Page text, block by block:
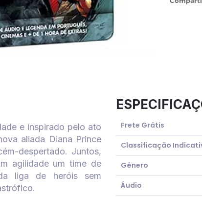
e inspirado pelo ato
aliada Diana Prince
despertado. Juntos,
agilidade um time de
liga de heróis sem
Frete Grátis
Classificação
Gênero
Áudio